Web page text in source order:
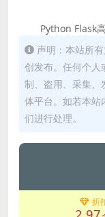
Python Flask
声明：本站所
创发布。任何个人
制、盗用、采集、
体平台。如若本站
们进行处理。
折